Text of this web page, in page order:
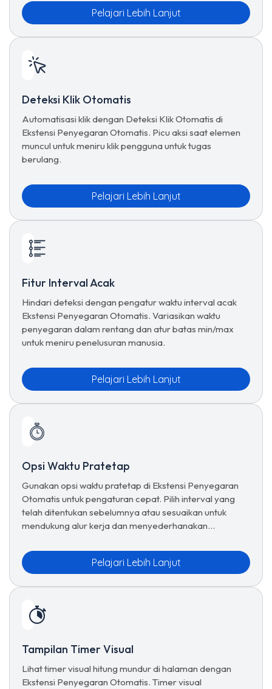
Pelajari Lebih Lanjut
Deteksi Klik Otomatis
Automatisasi klik dengan Deteksi Klik Otomatis di
Ekstensi Penyegaran Otomatis. Picu aksi saat elemen
muncul untuk meniru klik pengguna untuk tugas
berulang.
Pelajari Lebih Lanjut
Fitur Interval Acak
Hindari deteksi dengan pengatur waktu interval acak
Ekstensi Penyegaran Otomatis. Variasikan waktu
penyegaran dalam rentang dan atur batas min/max
untuk meniru penelusuran manusia.
Pelajari Lebih Lanjut
Opsi Waktu Pratetap
Gunakan opsi waktu pratetap di Ekstensi Penyegaran
Otomatis untuk pengaturan cepat. Pilih interval yang
telah ditentukan sebelumnya atau sesuaikan untuk
mendukung alur kerja dan menyederhanakan
Pelajari Lebih Lanjut
Tampilan Timer Visual
Lihat timer visual hitung mundur di halaman dengan
Ekstensi Penyegaran Otomatis. Timer visual